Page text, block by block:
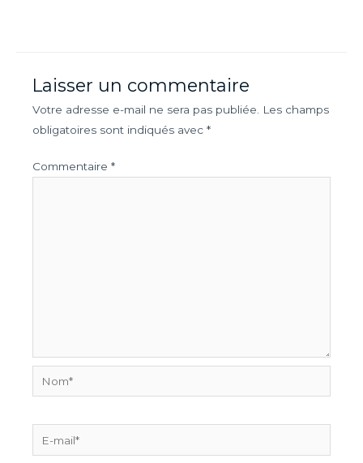
Laisser un commentaire
Votre adresse e-mail ne sera pas publiée.
Les champs
obligatoires sont indiqués avec *
Commentaire *